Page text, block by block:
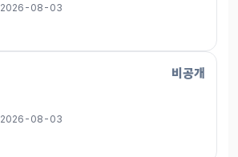
2026-08-03
비공개
2026-08-03